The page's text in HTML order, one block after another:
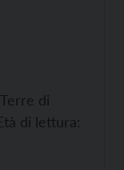
di
di lettura: